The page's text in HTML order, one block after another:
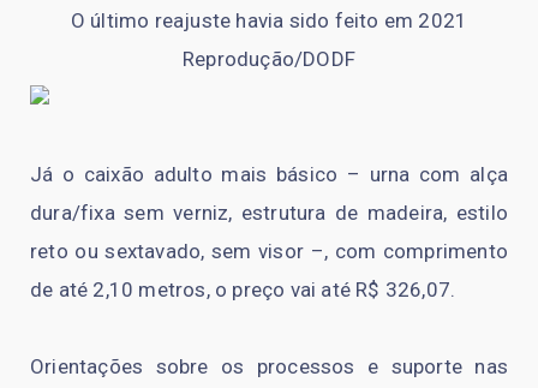
O último reajuste havia sido feito em 2021
Reprodução/DODF
Já o caixão adulto mais básico – urna com alça
dura/fixa sem verniz, estrutura de madeira, estilo
reto ou sextavado, sem visor –, com comprimento
de até 2,10 metros, o preço vai até R$ 326,07.
Orientações sobre os processos e suporte nas